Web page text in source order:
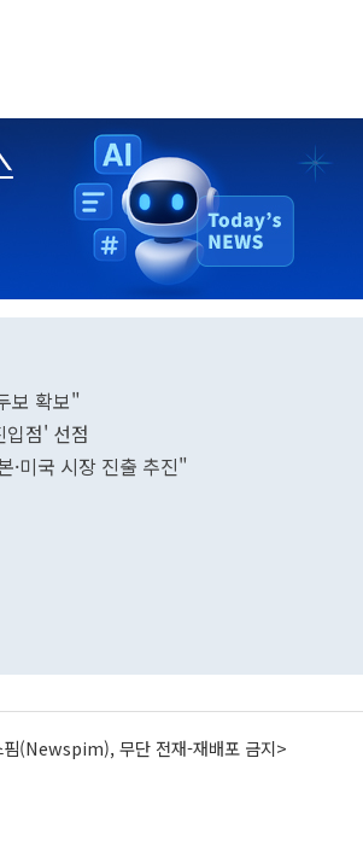
보 확보"
점' 선점
미국 시장 진출 추진"
핌(Newspim), 무단 전재-재배포 금지>